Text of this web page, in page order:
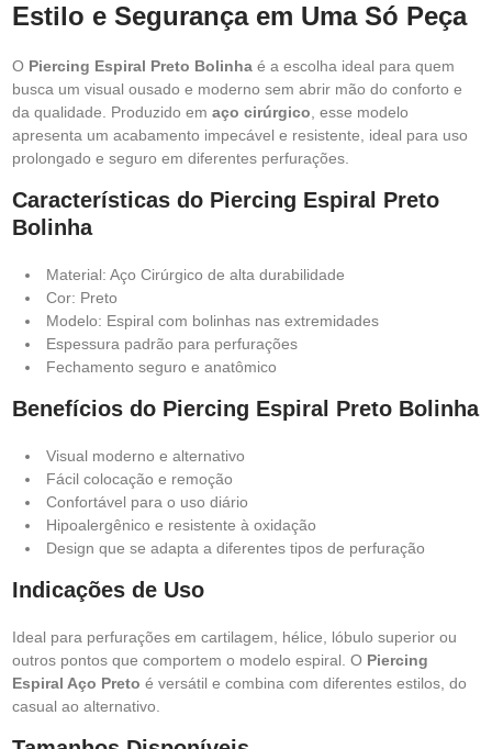
Estilo e Segurança em Uma Só Peça
O Piercing Espiral Preto Bolinha é a escolha ideal para quem
busca um visual ousado e moderno sem abrir mão do conforto e
da qualidade. Produzido em aço cirúrgico , esse modelo
apresenta um acabamento impecável e resistente, ideal para uso
prolongado e seguro em diferentes perfurações.
Características do Piercing Espiral Preto
Bolinha
Material: Aço Cirúrgico de alta durabilidade
Cor: Preto
Modelo: Espiral com bolinhas nas extremidades
Espessura padrão para perfurações
Fechamento seguro e anatômico
Benefícios do Piercing Espiral Preto Bolinha
Visual moderno e alternativo
Fácil colocação e remoção
Confortável para o uso diário
Hipoalergênico e resistente à oxidação
Design que se adapta a diferentes tipos de perfuração
Indicações de Uso
Ideal para perfurações em cartilagem, hélice, lóbulo superior ou
outros pontos que comportem o modelo espiral. O Piercing
Espiral Aço Preto é versátil e combina com diferentes estilos, do
casual ao alternativo.